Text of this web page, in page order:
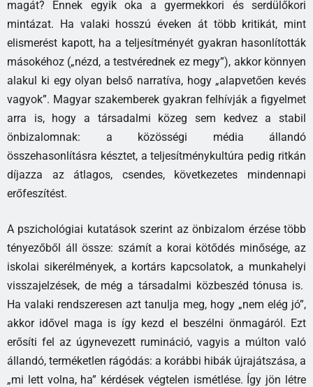
magát? Ennek egyik oka a gyermekkori és serdülőkori
mintázat. Ha valaki hosszú éveken át több kritikát, mint
elismerést kapott, ha a teljesítményét gyakran hasonlították
másokéhoz („nézd, a testvérednek ez megy”), akkor könnyen
alakul ki egy olyan belső narratíva, hogy „alapvetően kevés
vagyok”. Magyar szakemberek gyakran felhívják a figyelmet
arra is, hogy a társadalmi közeg sem kedvez a stabil
önbizalomnak: a közösségi média állandó
összehasonlításra késztet, a teljesítménykultúra pedig ritkán
díjazza az átlagos, csendes, következetes mindennapi
erőfeszítést.
A pszichológiai kutatások szerint az önbizalom érzése több
tényezőből áll össze: számít a korai kötődés minősége, az
iskolai sikerélmények, a kortárs kapcsolatok, a munkahelyi
visszajelzések, de még a társadalmi közbeszéd tónusa is.
Ha valaki rendszeresen azt tanulja meg, hogy „nem elég jó”,
akkor idővel maga is így kezd el beszélni önmagáról. Ezt
erősíti fel az úgynevezett rumináció, vagyis a múlton való
állandó, terméketlen rágódás: a korábbi hibák újrajátszása, a
„mi lett volna, ha” kérdések végtelen ismétlése. Így jön létre